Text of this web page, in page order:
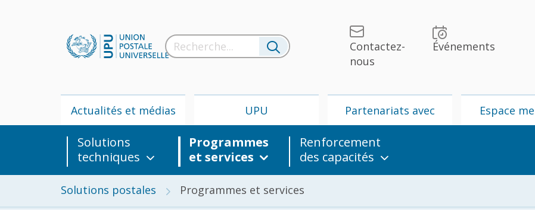
Contactez-
nous
Événements
Actualités et médias UPU Partenariats avec
l’UPU
Espace
Solutions
techniques
Programmes
et services
Renforcement
des capacités
Solutions postales Programmes et services